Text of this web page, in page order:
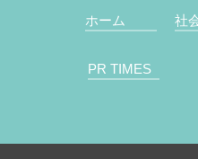
ホーム 社
PR TIMES